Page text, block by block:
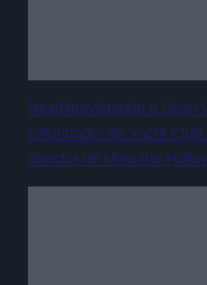
NextNtrevistando a Sean
cofundador de Yacht
director de Mina the